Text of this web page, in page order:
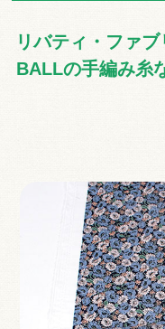
リバティ・ファ
BALLの手編み糸